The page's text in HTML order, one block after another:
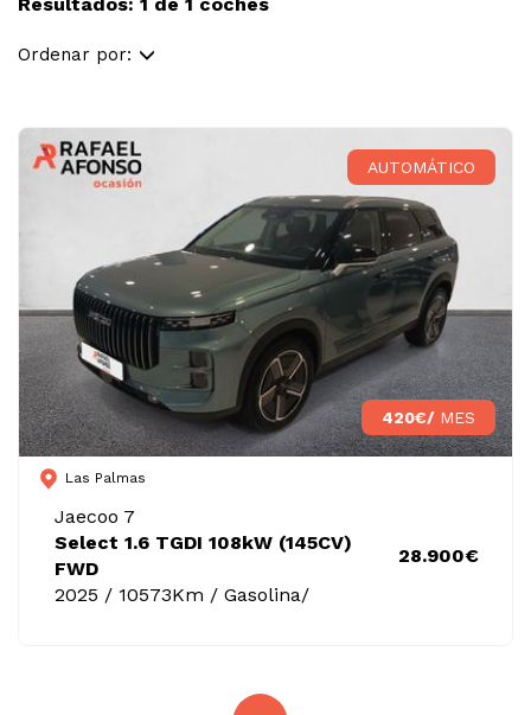
Ordenar por:
AUTOMÁTICO
420€/ MES
Las Palmas
Jaecoo 7
Select 1.6 TGDI 108kW (145CV)
FWD
2025 / 10573Km / Gasolina/
28.900€